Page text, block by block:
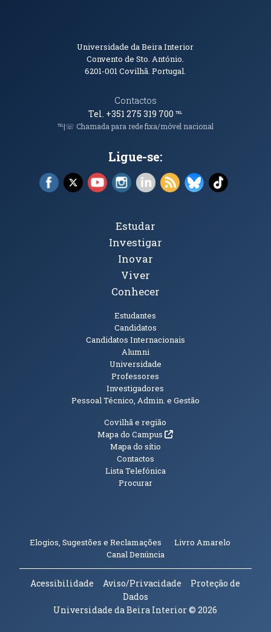
Informações de Contacto
Universidade da Beira Interior
Convento de Sto. António.
6201-001Covilhã. Portugal.
Contactos
Tel. +351 275 319 700℡
℡|☏ Chamada para rede fixa/móvel nacional
Ligue-se:
Facebook (abre em nova janela)
X (abre em nova janela)
YouTube (abre em nova janela)
Instagram (abre em nova janela)
LinkedIn (abre em nova
RSS (abre em nova
Bluesky (abre
TikTok
Tópicos Principais
Estudar
Investigar
Inovar
Viver
Conhecer
Estudantes
Candidatos
Candidatos Internacionais
Alumni
Universidade
Professores
Investigadores
Pessoal Técnico, Admin. e Gestão
Informações Adicionais
Covilhã e região
Mapa do Campus(abre em nova janela)
Mapa do sítio
Contactos
Lista Telefónica
Procurar
Elogios, Sugestões e Reclamações Livro Amarelo
Canal Denúncia(abre em nova janela)
Acessibilidade Aviso/Privacidade
Proteção de
Dados
Universidade da Beira Interior© 2026